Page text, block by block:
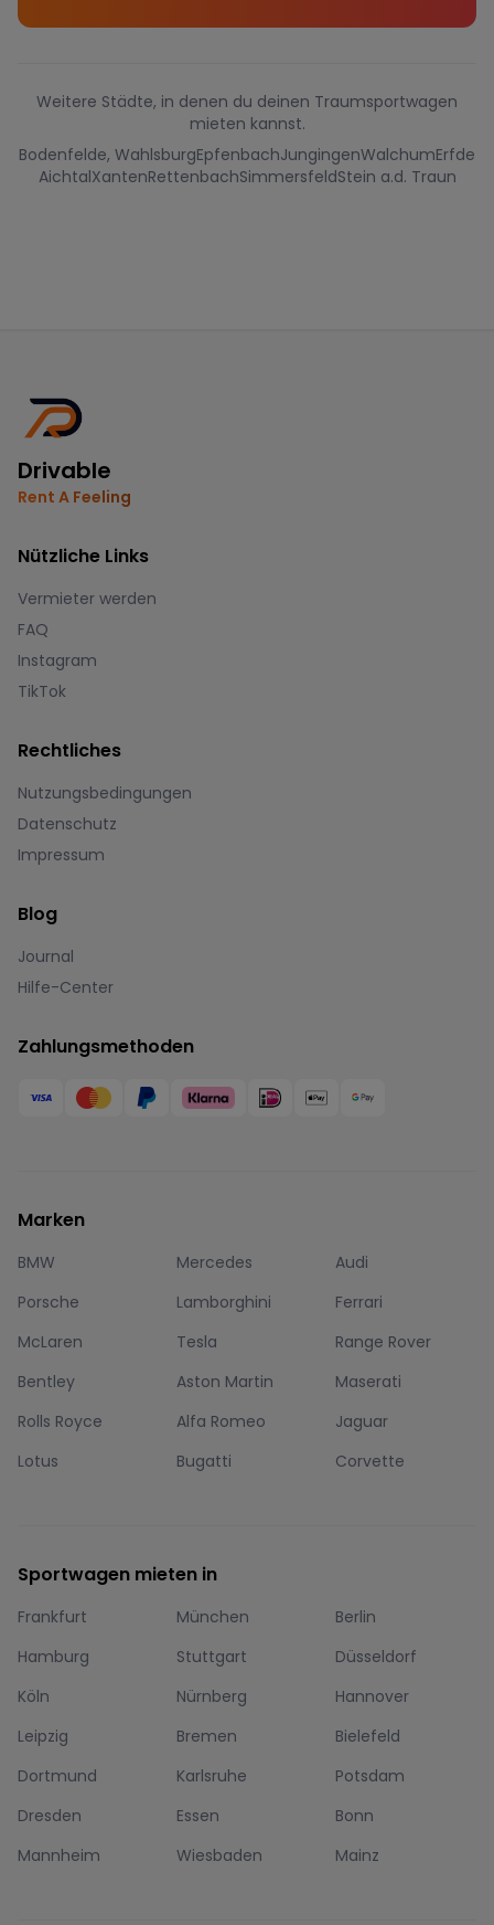
Weitere Städte, in denen du deinen Traumsportwagen
mieten kannst.
Bodenfelde, WahlsburgEpfenbachJungingenWalchumErfde
AichtalXantenRettenbachSimmersfeldStein a.d. Traun
Drivable
Rent A Feeling
Nützliche Links
Vermieter werden
FAQ
Instagram
TikTok
Rechtliches
Nutzungsbedingungen
Datenschutz
Impressum
Blog
Journal
Hilfe-Center
Zahlungsmethoden
Marken
BMW Mercedes
Audi
Porsche
Lamborghini
Ferrari
McLaren
Tesla
Range Rover
Bentley
Aston Martin
Maserati
Rolls Royce
Alfa Romeo
Jaguar
Lotus
Bugatti Corvette
Sportwagen mieten in
Frankfurt München
Berlin
Hamburg
Stuttgart
Düsseldorf
Köln
Nürnberg
Hannover
Leipzig
Bremen
Bielefeld
Dortmund
Karlsruhe
Potsdam
Dresden
Essen
Bonn
Mannheim
Wiesbaden Mainz